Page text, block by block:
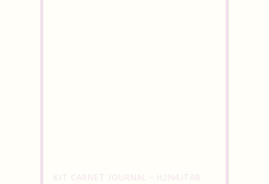
KIT CARNET JOURNAL - H2N4JTAB